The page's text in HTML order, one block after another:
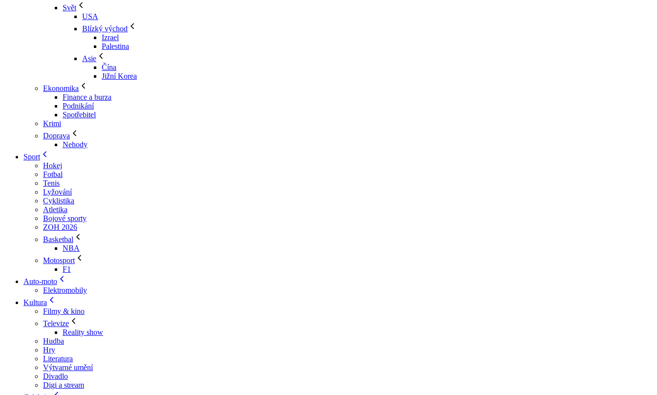
Svět
USA
Blízký východ
Izrael
Palestina
Asie
Čína
Jižní Korea
Ekonomika
Finance a burza
Podnikání
Spotřebitel
Krimi
Doprava
Nehody
Sport
Hokej
Fotbal
Tenis
Lyžování
Cyklistika
Atletika
Bojové sporty
ZOH 2026
Basketbal
NBA
Motosport
F1
Auto-moto
Elektromobily
Kultura
Filmy & kino
Televize
Reality show
Hudba
Hry
Literatura
Výtvarné umění
Divadlo
Digi a stream